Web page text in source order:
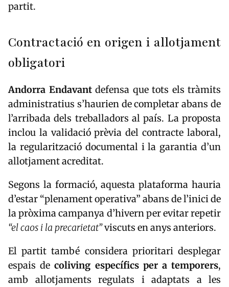
partit.
Contractació en origen i allotjament
obligatori
Andorra Endavant defensa que tots els tràmits
administratius s’haurien de completar abans de
l’arribada dels treballadors al país. La proposta
inclou la validació prèvia del contracte laboral,
la regularització documental i la garantia d’un
allotjament acreditat.
Segons la formació, aquesta plataforma hauria
d’estar “plenament operativa” abans de l’inici de
la pròxima campanya d’hivern per evitar repetir
“el caos i la precarietat”viscuts en anys anteriors.
El partit també considera prioritari desplegar
espais decoliving específics per a temporers,
amb allotjaments regulats i adaptats a les